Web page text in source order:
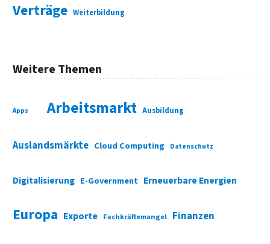
Verträge Weiterbildung
Weitere Themen
Apps Arbeitsmarkt Ausbildung
Auslandsmärkte Cloud Computing Datenschutz
Digitalisierung E-Government Erneuerbare Energien
Europa Exporte Fachkräftemangel Finanzen